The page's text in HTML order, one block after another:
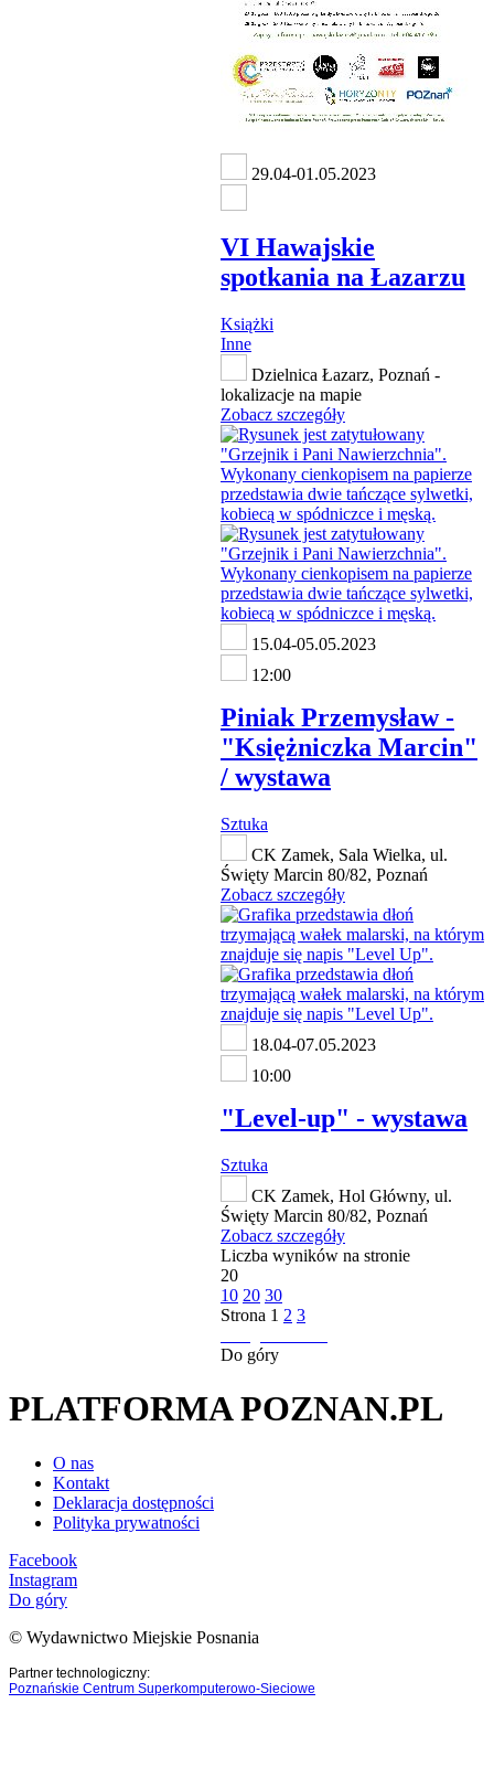
29.04-01.05.2023
VI Hawajskie
spotkania na Łazarzu
Książki
Inne
Dzielnica Łazarz, Poznań -
lokalizacje na mapie
Zobacz szczegóły
15.04-05.05.2023
12:00
Piniak Przemysław -
"Księżniczka Marcin"
/ wystawa
Sztuka
CK Zamek, Sala Wielka, ul.
Święty Marcin 80/82, Poznań
Zobacz szczegóły
18.04-07.05.2023
10:00
"Level-up" - wystawa
Sztuka
CK Zamek, Hol Główny, ul.
Święty Marcin 80/82, Poznań
Zobacz szczegóły
Liczba wyników na stronie
20
10 20 30
Strona 1 2 3
Do góry
PLATFORMA POZNAN.PL
O nas
Kontakt
Deklaracja dostępności
Polityka prywatności
Facebook
Instagram
Do góry
© Wydawnictwo Miejskie Posnania
Partner technologiczny:
Poznańskie Centrum Superkomputerowo-Sieciowe